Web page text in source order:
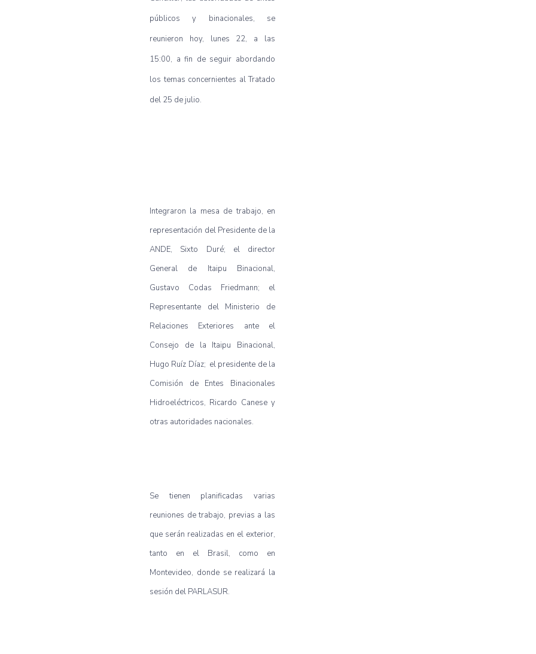
públicos y binacionales, se
reunieron hoy, lunes 22, a las
15:00, a fin de seguir abordando
los temas concernientes al Tratado
del 25 de julio.
Integraron la mesa de trabajo, en
representación del Presidente de la
ANDE, Sixto Duré; el director
General de Itaipu Binacional,
Gustavo Codas Friedmann; el
Representante del Ministerio de
Relaciones Exteriores ante el
Consejo de la Itaipu Binacional,
Hugo Ruíz Díaz; el presidente de la
Comisión de Entes Binacionales
Hidroeléctricos, Ricardo Canese y
otras autoridades nacionales.
Se tienen planificadas varias
reuniones de trabajo, previas a las
que serán realizadas en el exterior,
tanto en el Brasil, como en
Montevideo, donde se realizará la
sesión del PARLASUR.